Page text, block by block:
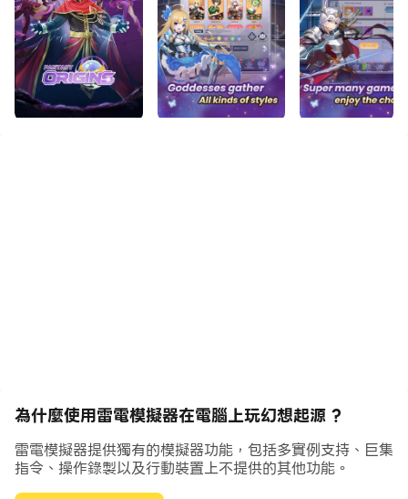
《幻想起源》是一款二次元卡牌回合策略遊戲。玩家將進入
正在被其他文明破壞的未知世界，聆聽天使的聲音，養成高
顔值美少女戰士一起守衛家園。生動精彩的野外探索，共同
作戰挑戰BOSS，五大陣營多種搭配，輕鬆打造專屬你的戰
鬥天團！
為什麼使用雷電模擬器在電腦上玩幻想起源 ?
雷電模擬器提供獨有的模擬器功能，包括多實例支持、巨集
指令、操作錄製以及行動裝置上不提供的其他功能。